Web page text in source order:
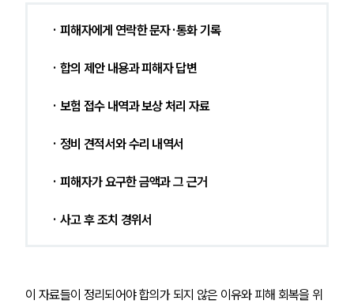
· 피해자에게 연락한 문자·통화 기록
· 합의 제안 내용과 피해자 답변
· 보험 접수 내역과 보상 처리 자료
· 정비 견적서와 수리 내역서
· 피해자가 요구한 금액과 그 근거
· 사고 후 조치 경위서
이 자료들이 정리되어야 합의가 되지 않은 이유와 피해 회복을 위